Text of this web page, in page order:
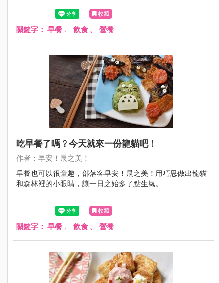
收藏
關鍵字： 早餐 、 飲食 、 營養
吃早餐了嗎？今天就來一份龍貓吧！
作者：早安！晨之美！
早餐也可以很童趣，部落客早安！晨之美！用巧思做出龍貓
和森林裡的小眼睛，讓一日之始多了點生氣。
收藏
關鍵字： 早餐 、 飲食 、 營養